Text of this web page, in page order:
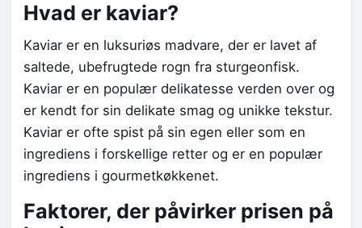
Hvad er kaviar?
Kaviar er en luksuriøs madvare, der er lavet af
saltede, ubefrugtede rogn fra sturgeonfisk.
Kaviar er en populær delikatesse verden over og
er kendt for sin delikate smag og unikke tekstur.
Kaviar er ofte spist på sin egen eller som en
ingrediens i forskellige retter og er en populær
ingrediens i gourmetkøkkenet.
Faktorer, der påvirker prisen på